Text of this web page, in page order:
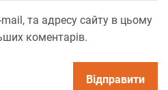
та адресу сайту в цьому
коментарів.